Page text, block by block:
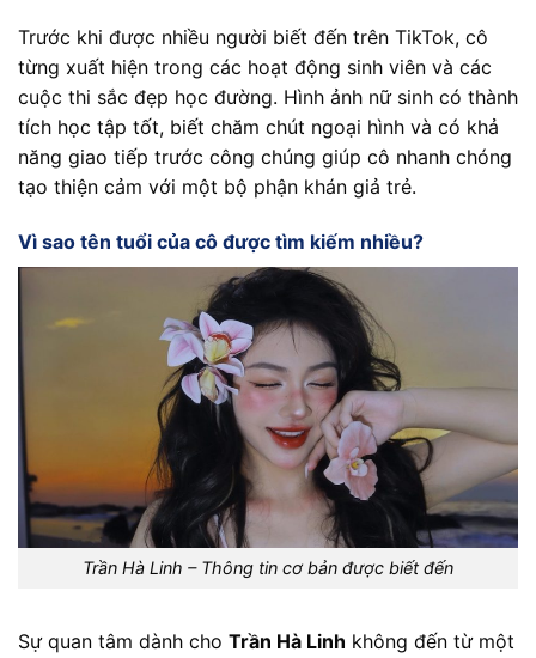
Trước khi được nhiều người biết đến trên TikTok, cô
từng xuất hiện trong các hoạt động sinh viên và các
cuộc thi sắc đẹp học đường. Hình ảnh nữ sinh có thành
tích học tập tốt, biết chăm chút ngoại hình và có khả
năng giao tiếp trước công chúng giúp cô nhanh chóng
tạo thiện cảm với một bộ phận khán giả trẻ.
Vì sao tên tuổi của cô được tìm kiếm nhiều?
Trần Hà Linh – Thông tin cơ bản được biết đến
Sự quan tâm dành cho Trần Hà Linh không đến từ một